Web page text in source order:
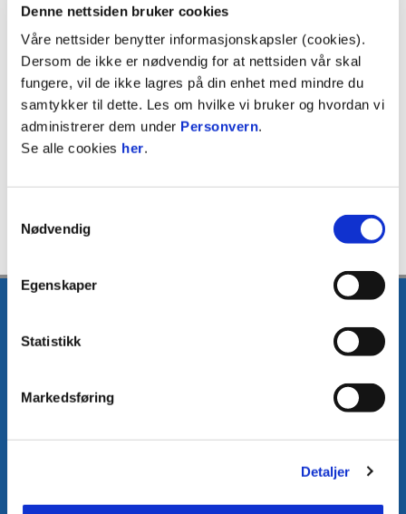
Denne nettsiden bruker cookies
Våre nettsider benytter informasjonskapsler (cookies).
Dersom de ikke er nødvendig for at nettsiden vår skal
fungere, vil de ikke lagres på din enhet med mindre du
samtykker til dette. Les om hvilke vi bruker og hvordan vi
administrerer dem under Personvern.
Se alle cookies her.
Nødvendig
Egenskaper
Statistikk
Markedsføring
Detaljer
Partnernivå: Platinamåkepartner
Webadresse: http://purohotels.no
E-post:media@fkh.no +47 41 00 00 55
Kontakt oss
Facebook Instagram Twitter